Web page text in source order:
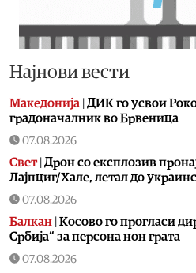
Најнови вести
Македонија | ДИК го усвои
градоначалник во Брвеница
07.08.2026
Свет| Дрон со експлозив
Лајпциг/Хале, летал до
07.08.2026
Балкан | Косово го прогласи
Србија“ за персона нон грата
07.08.2026